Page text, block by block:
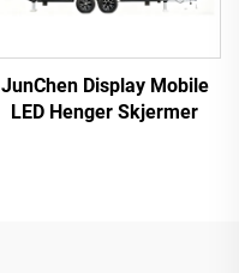
JunChen Display Mobile
LED Henger Skjermer